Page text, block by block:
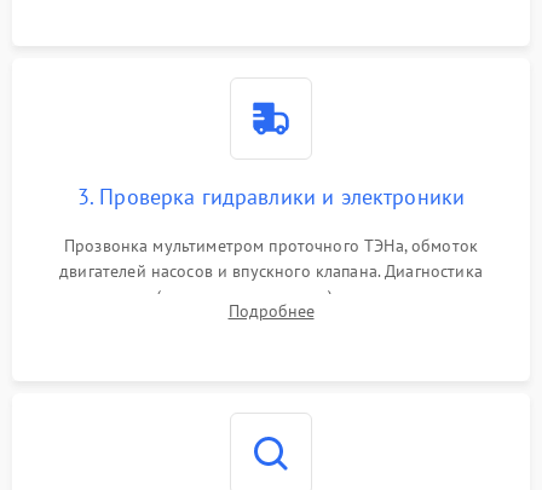
3. Проверка гидравлики и электроники
Прозвонка мультиметром проточного ТЭНа, обмоток
двигателей насосов и впускного клапана. Диагностика
прессостата (датчика уровня воды), датчика мутности,
концевика дверцы и электронного модуля управления.
Подробнее